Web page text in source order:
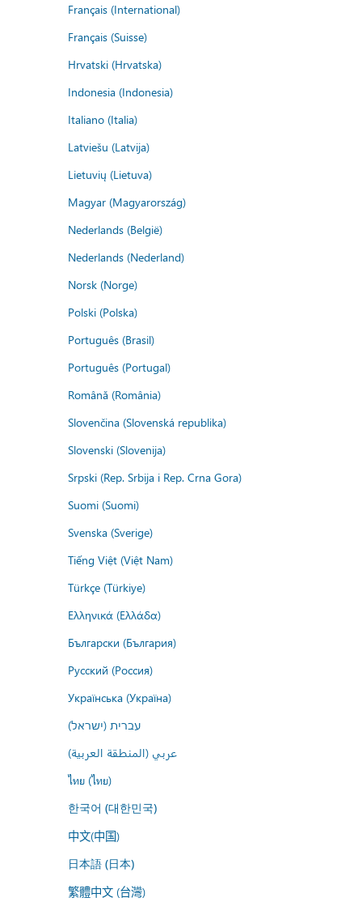
Français (International)
Français (Suisse)
Hrvatski (Hrvatska)
Indonesia (Indonesia)
Italiano (Italia)
Latviešu (Latvija)
Lietuvių (Lietuva)
Magyar (Magyarország)
Nederlands (België)
Nederlands (Nederland)
Norsk (Norge)
Polski (Polska)
Português (Brasil)
Português (Portugal)
Română (România)
Slovenčina (Slovenská republika)
Slovenski (Slovenija)
Srpski (Rep. Srbija i Rep. Crna Gora)
Suomi (Suomi)
Svenska (Sverige)
Tiếng Việt (Việt Nam)
Türkçe (Türkiye)
Ελληνικά (Ελλάδα)
Български (България)
Русский (Россия)
Українська (Україна)
עברית (ישראל)
عربي (المنطقة العربية)
ไทย (ไทย)
한국어 (대한민국)
中文(中国)
日本語 (日本)
繁體中文 (台灣)